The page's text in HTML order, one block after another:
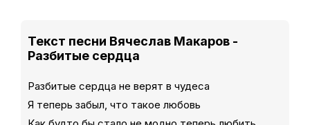
Текст песни Вячеслав Макаров -
Разбитые сердца
Разбитые сердца не верят в чудеса
Я теперь забыл, что такое любовь